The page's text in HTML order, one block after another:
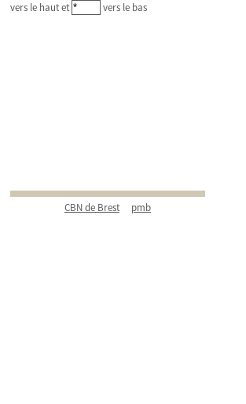
vers le haut et
vers le bas
CBN de Brest pmb